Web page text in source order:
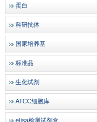
蛋白
科研抗体
国家培养基
标准品
生化试剂
ATCC细胞库
elisa检测试剂盒